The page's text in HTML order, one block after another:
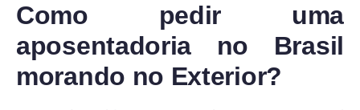
Como pedir uma
aposentadoria no Brasil
morando no Exterior?